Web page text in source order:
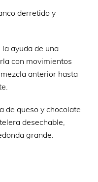
derretido y
ayuda de una
con movimientos
anterior hasta
de queso y chocolate
desechable,
grande.